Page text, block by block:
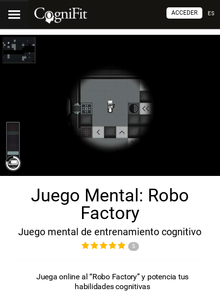
ES
ACCEDER
Juego Mental: Robo
Factory
Juego mental de entrenamiento cognitivo
5
Juega online al “Robo Factory” y potencia tus
habilidades cognitivas